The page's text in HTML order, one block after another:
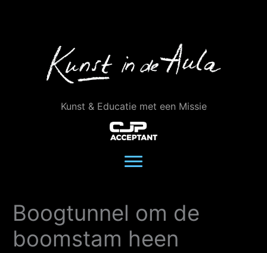
Kunst & Educatie met een Missie
Boogtunnel om de
boomstam heen